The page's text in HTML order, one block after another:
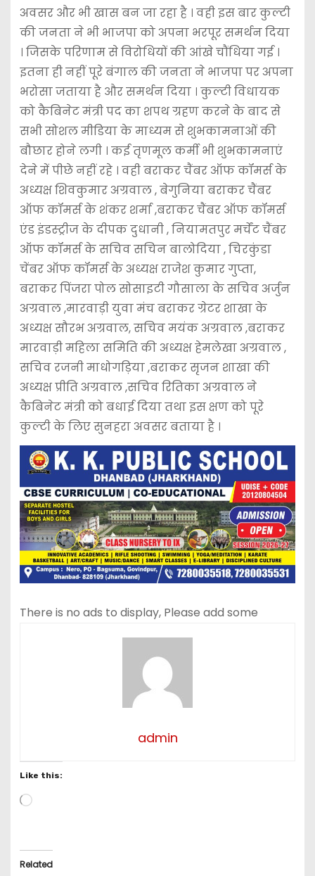
अवसर और भी खास बन जा रहा है । वही इस बार कुल्टी
की जनता ने भी भाजपा को अपना भरपूर समर्थन दिया
। जिसके परिणाम से विरोधियों की आंखे चौंधिया गई ।
इतना ही नहीं पूरे बंगाल की जनता ने भाजपा पर अपना
भरोसा जताया है और समर्थन दिया । कुल्टी विधायक
को कैबिनेट मंत्री पद का शपथ ग्रहण करने के बाद से
सभी सोशल मीडिया के माध्यम से शुभकामनाओं की
बौछार होने लगी । कई तृणमूल कर्मी भी शुभकामनाएं
देने में पीछे नहीं रहे । वही बराकर चैंबर ऑफ कॉमर्स के
अध्यक्ष शिवकुमार अग्रवाल , बेगुनिया बराकर चैंबर
ऑफ कॉमर्स के शंकर शर्मा ,बराकर चैंबर ऑफ कॉमर्स
एंड इंडस्ट्रीज के दीपक दुधानी , नियामतपुर मर्चेंट चैंबर
ऑफ कॉमर्स के सचिव सचिन बालोदिया , चिरकुंडा
चेंबर ऑफ कॉमर्स के अध्यक्ष राजेश कुमार गुप्ता,
बराकर पिंजरा पोल सोसाइटी गौसाला के सचिव अर्जुन
अग्रवाल ,मारवाड़ी युवा मंच बराकर ग्रेटर शाखा के
अध्यक्ष सौरभ अग्रवाल, सचिव मयंक अग्रवाल ,बराकर
मारवाड़ी महिला समिति की अध्यक्ष हेमलेखा अग्रवाल ,
सचिव रजनी माधोगड़िया ,बराकर सृजन शाखा की
अध्यक्ष प्रीति अग्रवाल ,सचिव रितिका अग्रवाल ने
कैबिनेट मंत्री को बधाई दिया तथा इस क्षण को पूरे
कुल्टी के लिए सुनहरा अवसर बताया है ।
There is no ads to display, Please add some
admin
Like this:
L
i
n
Related